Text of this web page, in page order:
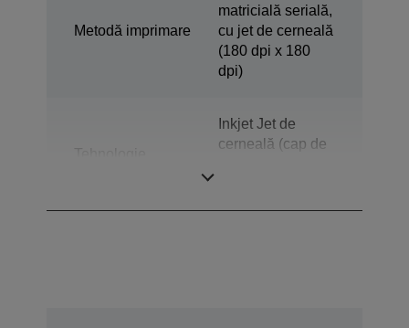
Metodă imprimare
matricială serială,
cu jet de cerneală
(180 dpi x 180
dpi)
Inkjet Jet de
cerneală (cap de